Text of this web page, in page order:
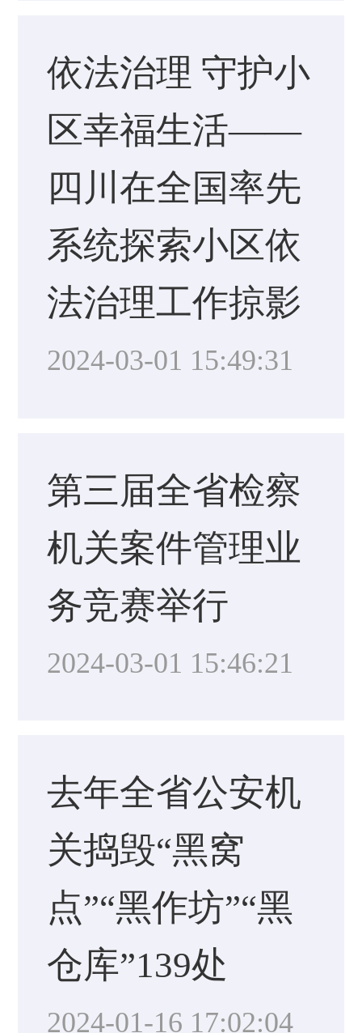
依法治理 守护小
区幸福生活——
四川在全国率先
系统探索小区依
法治理工作掠影
2024-03-01 15:49:31
第三届全省检察
机关案件管理业
务竞赛举行
2024-03-01 15:46:21
去年全省公安机
关捣毁“黑窝
点”“黑作坊”“黑
仓库”139处
2024-01-16 17:02:04